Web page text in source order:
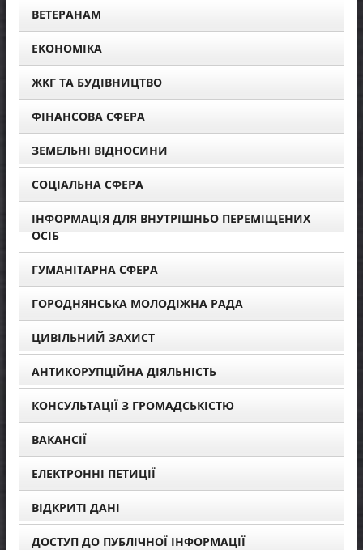
ВЕТЕРАНАМ
ЕКОНОМІКА
ЖКГ ТА БУДІВНИЦТВО
ФІНАНСОВА СФЕРА
ЗЕМЕЛЬНІ ВІДНОСИНИ
СОЦІАЛЬНА СФЕРА
ІНФОРМАЦІЯ ДЛЯ ВНУТРІШНЬО ПЕРЕМІЩЕНИХ
ОСІБ
ГУМАНІТАРНА СФЕРА
ГОРОДНЯНСЬКА МОЛОДІЖНА РАДА
ЦИВІЛЬНИЙ ЗАХИСТ
АНТИКОРУПЦІЙНА ДІЯЛЬНІСТЬ
КОНСУЛЬТАЦІЇ З ГРОМАДСЬКІСТЮ
ВАКАНСІЇ
ЕЛЕКТРОННІ ПЕТИЦІЇ
ВІДКРИТІ ДАНІ
ДОСТУП ДО ПУБЛІЧНОЇ ІНФОРМАЦІЇ